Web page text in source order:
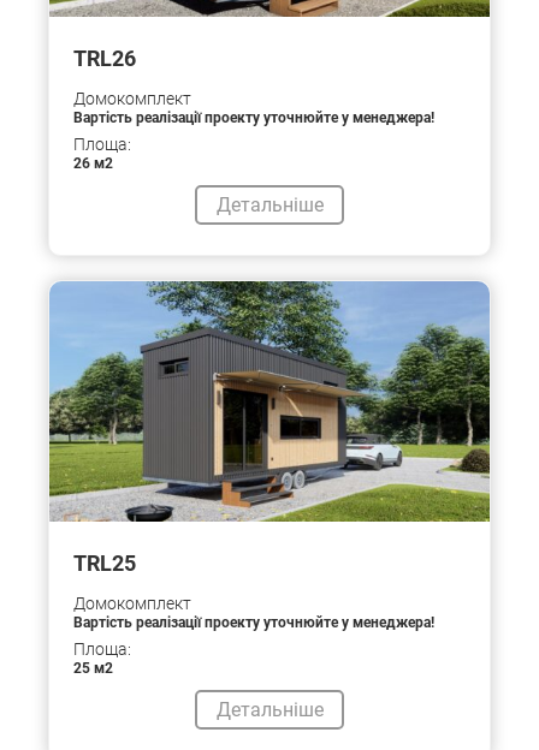
TRL26
Домокомплект
Вартість реалізації проекту уточнюйте у менеджера!
Площа:
26 м2
Детальніше
TRL25
Домокомплект
Вартість реалізації проекту уточнюйте у менеджера!
Площа:
25 м2
Детальніше